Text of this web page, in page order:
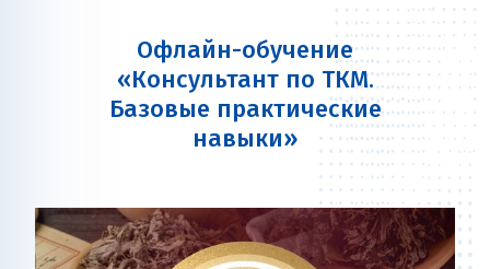
Офлайн-обучение
«Консультант по ТКМ.
Базовые практические
навыки»